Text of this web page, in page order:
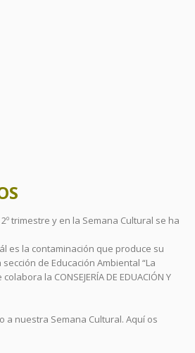
trimestre y en la Semana Cultural se ha
es la contaminación que produce su
de Educación Ambiental “La
la CONSEJERÍA DE EDUACIÓN Y
a nuestra Semana Cultural. Aquí os